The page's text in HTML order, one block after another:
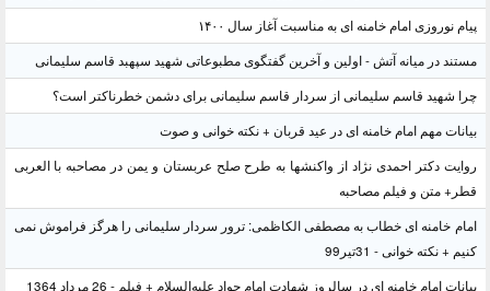
پیام نوروزی امام خامنه ای به مناسبت آغاز سال ۱۴۰۰
مستند در میانه آتش - اولین و آخرین گفتگوی مطبوعاتی شهید سپهبد قاسم سلیمانی
چرا شهید قاسم سلیمانی از سردار قاسم سلیمانی برای دشمن خطرناکتر است؟
بیانات مهم امام خامنه ای در عید قربان + نکته خوانی و صوت
روایت دکتر احمدی نژاد از واکنشها به طرح صلح عربستان و یمن در مصاحبه با العربی
قطر+ متن و فیلم مصاحبه
امام خامنه ای خطاب به مصطفی الکاظمی: ترور سردار سلیمانی را هرگز فراموش نمی
کنیم + نکته خوانی - 31تیر99
بیانات امام خامنه ای در سالروز شهادت امام جواد علیه‌السلام + فیلم - 26 مرداد 1364